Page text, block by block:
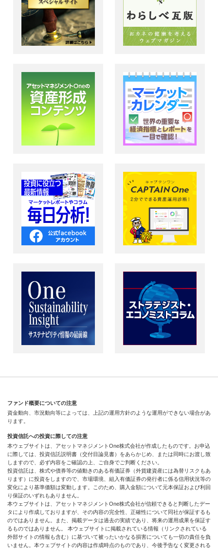
ファンド概要についての注意
資金動向、市況動向等によっては、上記の運用方針のような運用ができない場合があ
ります。
投資信託への投資に際しての注意
本ウェブサイトは、アセットマネジメントOne株式会社が作成したものです。お申込
に際しては、投資信託説明書（交付目論見書）をあらかじめ、または同時にお渡し致
しますので、必ず内容をご確認の上、ご自身でご判断ください。
投資信託は、株式や債券等の値動きのある有価証券（外貨建資産には為替リスクもあ
ります）に投資をしますので、市場環境、組入有価証券の発行者に係る信用状況等の
変化により基準価額は変動します。このため、購入金額について元本保証および利回
り保証のいずれもありません。
本ウェブサイトは、アセットマネジメントOne株式会社が信頼できると判断したデー
タにより作成しておりますが、その内容の完全性、正確性について同社が保証するも
のではありません。また、掲載データは過去の実績であり、将来の運用成果を保証す
るものではありません。 本ウェブサイトに掲載されている情報（リンクされている
外部サイトの情報も含む）に基づいて被ったいかなる損害についても一切の責任を負
いません。本ウェブサイトの内容は作成時点のものであり、今後予告なく変更される